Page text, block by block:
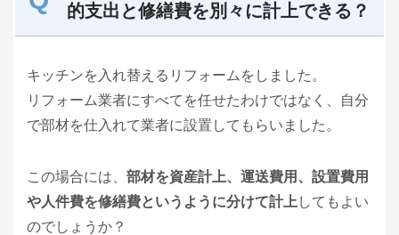
的支出と修繕費を別々に計上できる？
キッチンを入れ替えるリフォームをしました。
リフォーム業者にすべてを任せたわけではなく、自分
で部材を仕入れて業者に設置してもらいました。
この場合には、 部材を資産計上、運送費用、設置費用
や人件費を修繕費というように分けて計上 してもよい
のでしょうか？